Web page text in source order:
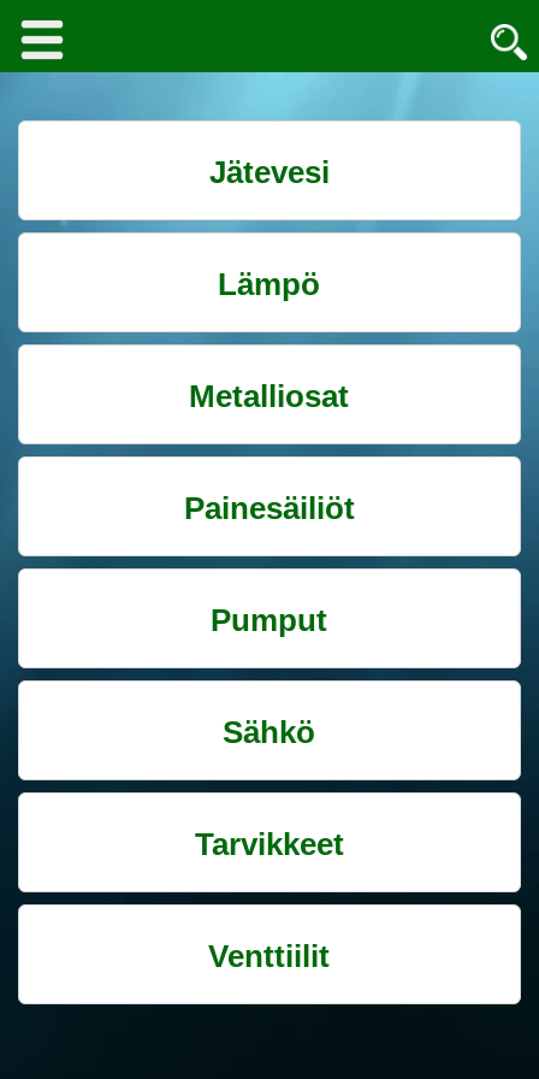
Jätevesi
Lämpö
Metalliosat
Painesäiliöt
Pumput
Sähkö
Tarvikkeet
Venttiilit